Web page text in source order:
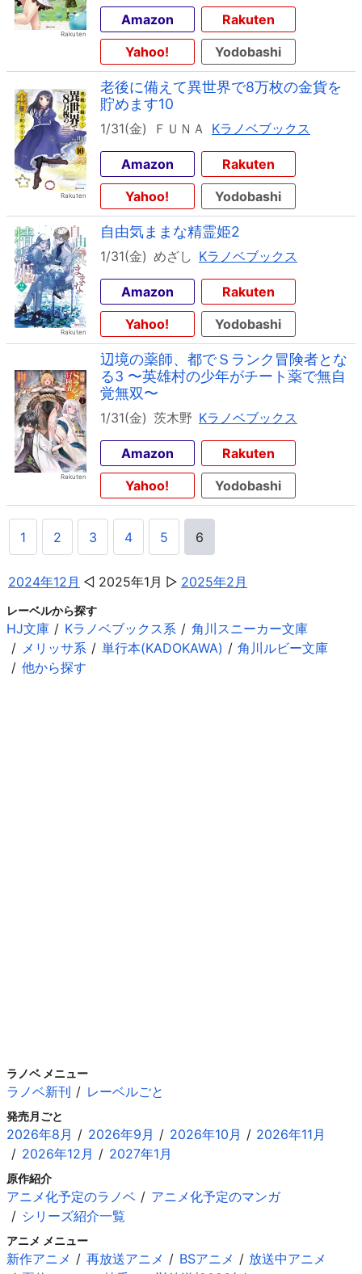
Amazon
Rakuten
Yahoo!
Yodobashi
老後に備えて異世界で8万枚の金貨を
貯めます10
1/31(金) ＦＵＮＡ Kラノベブックス
Amazon
Rakuten
Yahoo!
Yodobashi
自由気ままな精霊姫2
1/31(金) めざし Kラノベブックス
Amazon
Rakuten
Yahoo!
Yodobashi
辺境の薬師、都でＳランク冒険者とな
る3 〜英雄村の少年がチート薬で無自
覚無双〜
1/31(金) 茨木野 Kラノベブックス
Amazon
Rakuten
Yahoo!
Yodobashi
1 2 3 4 5 6
2024年12月 2025年1月 2025年2月
レーベルから探す
HJ文庫 Kラノベブックス系
角川スニーカー文庫
メリッサ系
単行本(KADOKAWA)
角川ルビー文庫
他から探す
ラノベ メニュー
ラノベ新刊 レーベルごと
発売月ごと
2026年8月 2026年9月 2026年10月
2026年11月
2026年12月
2027年1月
原作紹介
アニメ化予定のラノベ
アニメ化予定のマンガ
シリーズ紹介一覧
アニメ メニュー
新作アニメ 再放送アニメ BSアニメ
放送中アニメ